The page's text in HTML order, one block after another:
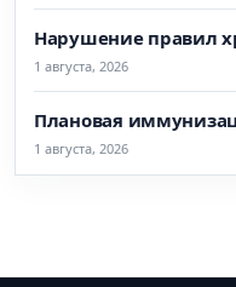
Нарушение правил
1 августа, 2026
Плановая
1 августа, 2026